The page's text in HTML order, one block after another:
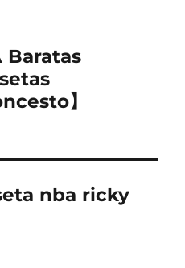
Baratas
】
nba ricky